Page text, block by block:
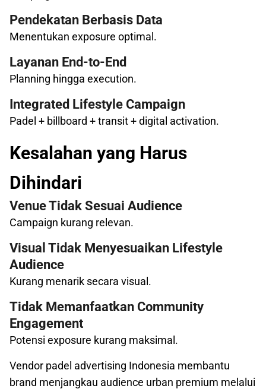
Pendekatan Berbasis Data
Menentukan exposure optimal.
Layanan End-to-End
Planning hingga execution.
Integrated Lifestyle Campaign
Padel + billboard + transit + digital activation.
Kesalahan yang Harus
Dihindari
Venue Tidak Sesuai Audience
Campaign kurang relevan.
Visual Tidak Menyesuaikan Lifestyle
Audience
Kurang menarik secara visual.
Tidak Memanfaatkan Community
Engagement
Potensi exposure kurang maksimal.
Vendor padel advertising Indonesia membantu
brand menjangkau audience urban premium melalui